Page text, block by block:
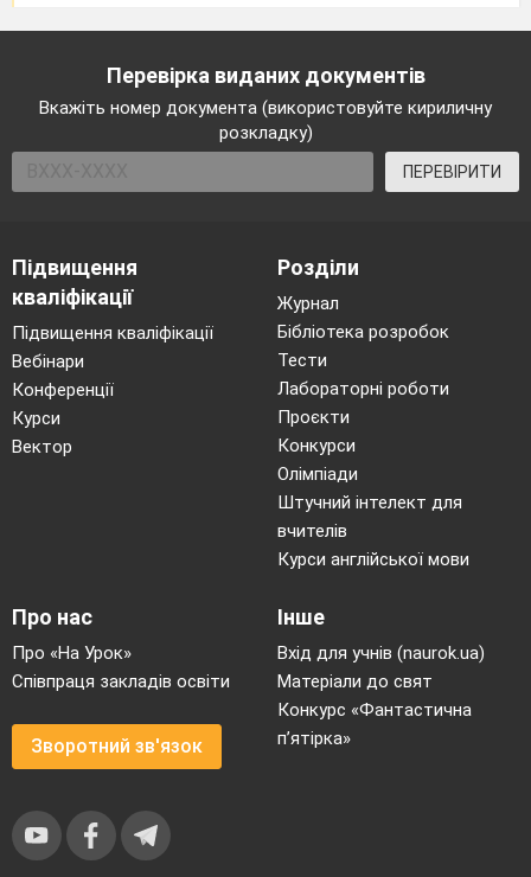
Перевірка виданих документів
Вкажіть номер документа (використовуйте кириличну
розкладку)
ПЕРЕВІРИТИ
Підвищення
кваліфікації
Підвищення кваліфікації
Вебінари
Конференції
Курси
Вектор
Розділи
Журнал
Бібліотека розробок
Тести
Лабораторні роботи
Проєкти
Конкурси
Олімпіади
Штучний інтелект для
вчителів
Курси англійської мови
Про нас
Про «На Урок»
Співпраця закладів освіти
Зворотний зв'язок
Інше
Вхід для учнів (naurok.ua)
Матеріали до свят
Конкурс «Фантастична
п’ятірка»